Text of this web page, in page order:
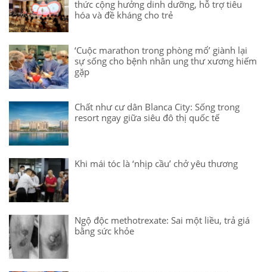
thức cộng hưởng dinh dưỡng, hỗ trợ tiêu
hóa và đề kháng cho trẻ
‘Cuộc marathon trong phòng mổ’ giành lại
sự sống cho bệnh nhân ung thư xương hiếm
gặp
Chất như cư dân Blanca City: Sống trong
resort ngay giữa siêu đô thị quốc tế
Khi mái tóc là ‘nhịp cầu’ chở yêu thương
Ngộ độc methotrexate: Sai một liều, trả giá
bằng sức khỏe